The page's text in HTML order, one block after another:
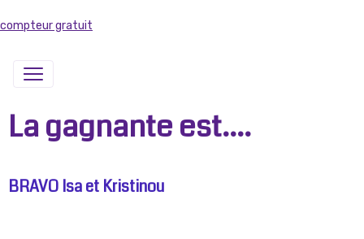
compteur gratuit
La gagnante est....
BRAVO Isa et Kristinou